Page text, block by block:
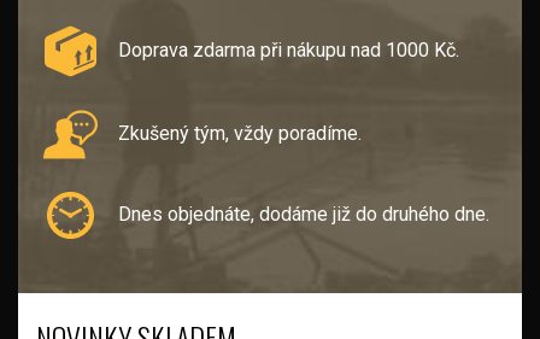
Doprava zdarma při nákupu nad 1000 Kč.
Zkušený tým, vždy poradíme.
Dnes objednáte, dodáme již do druhého dne.